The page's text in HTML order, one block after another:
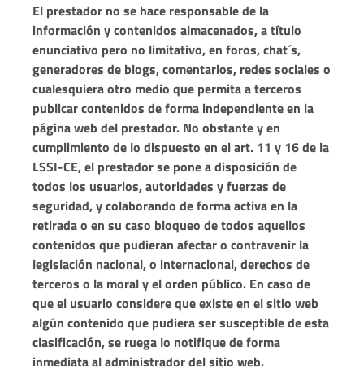
El prestador no se hace responsable de la
información y contenidos almacenados, a título
enunciativo pero no limitativo, en foros, chat´s,
generadores de blogs, comentarios, redes sociales o
cualesquiera otro medio que permita a terceros
publicar contenidos de forma independiente en la
página web del prestador. No obstante y en
cumplimiento de lo dispuesto en el art. 11 y 16 de la
LSSI-CE, el prestador se pone a disposición de
todos los usuarios, autoridades y fuerzas de
seguridad, y colaborando de forma activa en la
retirada o en su caso bloqueo de todos aquellos
contenidos que pudieran afectar o contravenir la
legislación nacional, o internacional, derechos de
terceros o la moral y el orden público. En caso de
que el usuario considere que existe en el sitio web
algún contenido que pudiera ser susceptible de esta
clasificación, se ruega lo notifique de forma
inmediata al administrador del sitio web.